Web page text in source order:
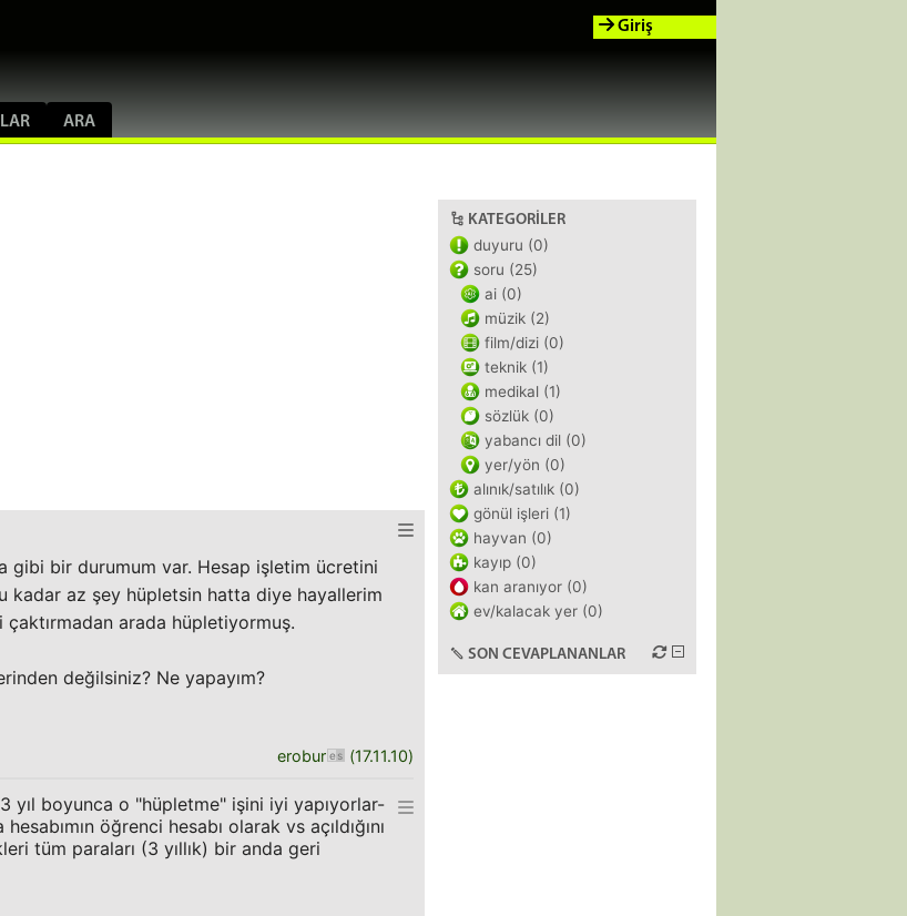
ARA
Giriş
gibi bir durumum var. Hesap işletim ücretini
kadar az şey hüpletsin hatta diye hayallerim
arada hüpletiyormuş.
değilsiniz? Ne yapayım?
erobur (17.11.10)
yıl boyunca o "hüpletme" işini iyi yapıyorlar-
öğrenci hesabı olarak vs açıldığını
tüm paraları (3 yıllık) bir anda geri
KATEGORILER
duyuru (0)
soru (25)
ai (0)
müzik (2)
film/dizi (0)
teknik (1)
medikal (1)
sözlük (0)
yabancı dil (0)
yer/yön (0)
alınık/satılık (0)
gönül işleri (1)
hayvan (0)
kayıp (0)
kan aranıyor (0)
ev/kalacak yer (0)
SON CEVAPLANANLAR